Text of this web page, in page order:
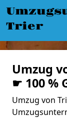
Trier
Umzug
☛ 100 %
Umzug von